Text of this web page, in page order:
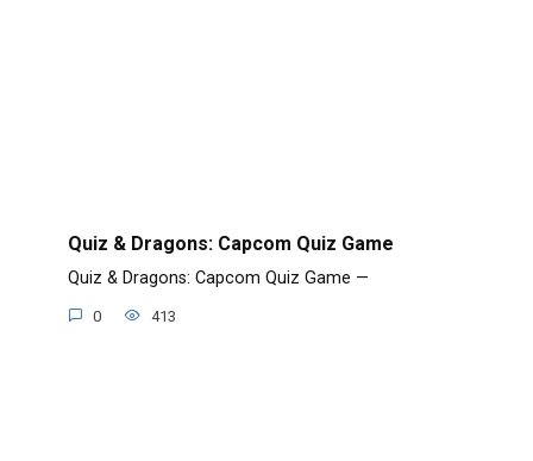
Quiz & Dragons: Capcom Quiz Game
Quiz & Dragons: Capcom Quiz Game —
0 413